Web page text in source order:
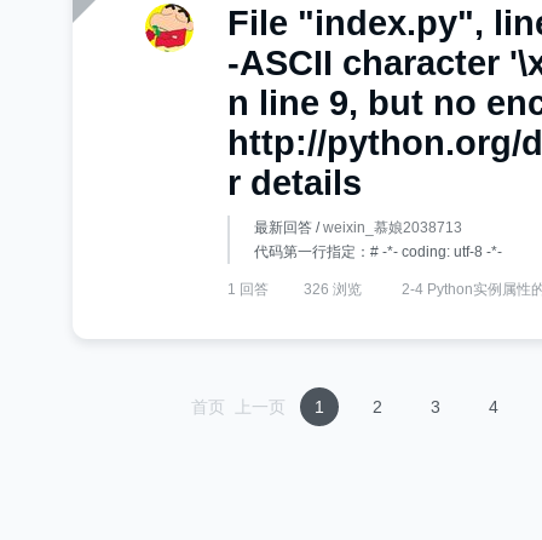
File "index.py",
-ASCII character
n line 9, but no
http://python.org/
r details
最新回答 /weixin_慕娘2038713
代码第一行指定：# -*- coding: utf-8 -*-
1 回答 326 浏览 2-4 Python实例属性
首页 上一页 1 2 3 4